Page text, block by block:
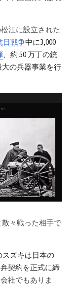
江に設立された
日戦争中に3,000
、約 50 万丁の銃
の兵器事業を行
スズキは日本の
契約を正式に締
社でもありま